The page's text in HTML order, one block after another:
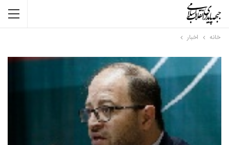
خانه اخبار